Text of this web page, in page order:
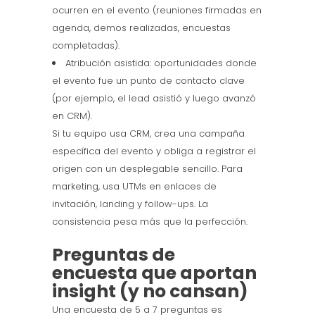
ocurren en el evento (reuniones firmadas en
agenda, demos realizadas, encuestas
completadas).
Atribución asistida: oportunidades donde
el evento fue un punto de contacto clave
(por ejemplo, el lead asistió y luego avanzó
en CRM).
Si tu equipo usa CRM, crea una campaña
específica del evento y obliga a registrar el
origen con un desplegable sencillo. Para
marketing, usa UTMs en enlaces de
invitación, landing y follow-ups. La
consistencia pesa más que la perfección.
Preguntas de
encuesta que aportan
insight (y no cansan)
Una encuesta de 5 a 7 preguntas es